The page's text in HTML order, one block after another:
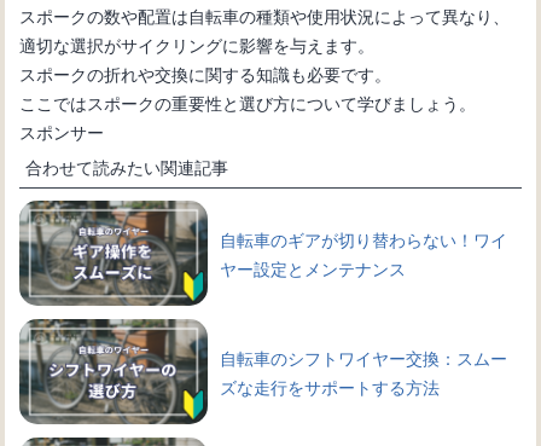
スポークの数や配置は自転車の種類や使用状況によって異なり、
適切な選択がサイクリングに影響を与えます。
スポークの折れや交換に関する知識も必要です。
ここではスポークの重要性と選び方について学びましょう。
スポンサー
合わせて読みたい関連記事
自転車のギアが切り替わらない！ワイ
ヤー設定とメンテナンス
自転車のシフトワイヤー交換：スムー
ズな走行をサポートする方法